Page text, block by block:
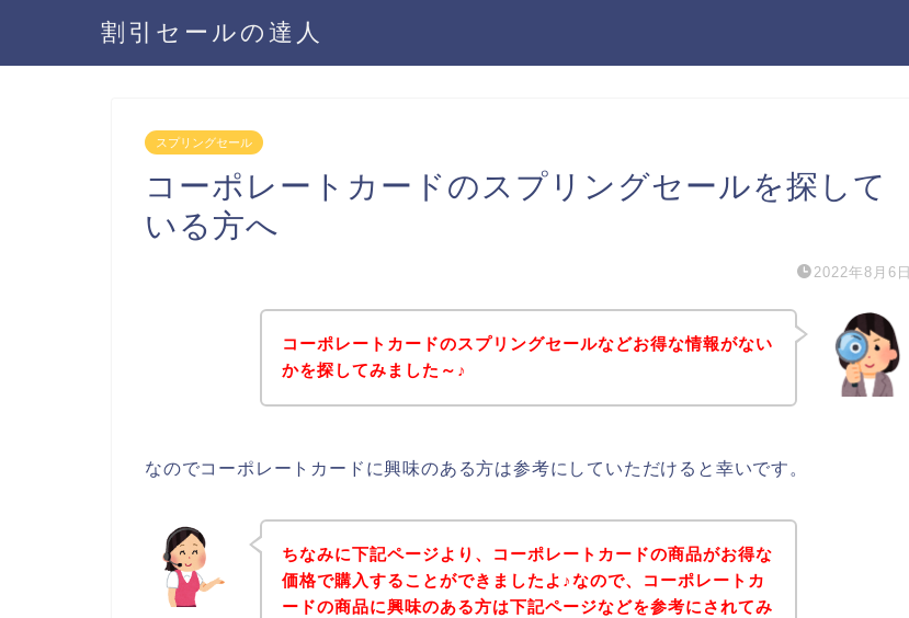
割引セールの達人
スプリングセール
コーポレートカードのスプリングセールを探して
いる方へ
2022年8月6日
コーポレートカードのスプリングセールなどお得な情報がない
かを探してみました～♪
なのでコーポレートカードに興味のある方は参考にしていただけると幸いです。
ちなみに下記ページより、コーポレートカードの商品がお得な
価格で購入することができましたよ♪なので、コーポレートカ
ードの商品に興味のある方は下記ページなどを参考にされてみ